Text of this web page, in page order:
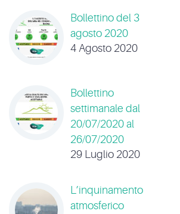
Bollettino del 3
agosto 2020
4 Agosto 2020
Bollettino
settimanale dal
20/07/2020 al
26/07/2020
29 Luglio 2020
L’inquinamento
atmosferico